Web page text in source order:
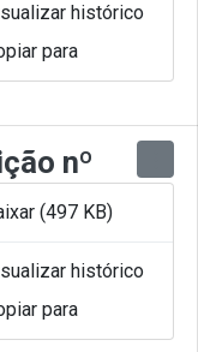
nº
Artur
histórico
para
(497 KB)
histórico
para